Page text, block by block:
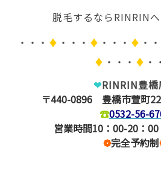
脱毛するならRINRIN
・・・ ♦ ・・・ ♦ ・・・ ♦ ・
♦ ・・・ ♦ ・
❤RINRIN豊橋
〒440-0896 豊橋市萱町
☎0532-56-
営業時間10：00-20：00
❁完全予約制